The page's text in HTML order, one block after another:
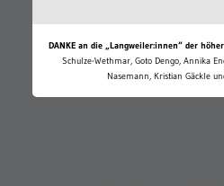
DANKE an die „Langweiler:innen“ der
Schulze-Wethmar, Goto Dengo, Annika
Nasemann, Kristian Gäckle